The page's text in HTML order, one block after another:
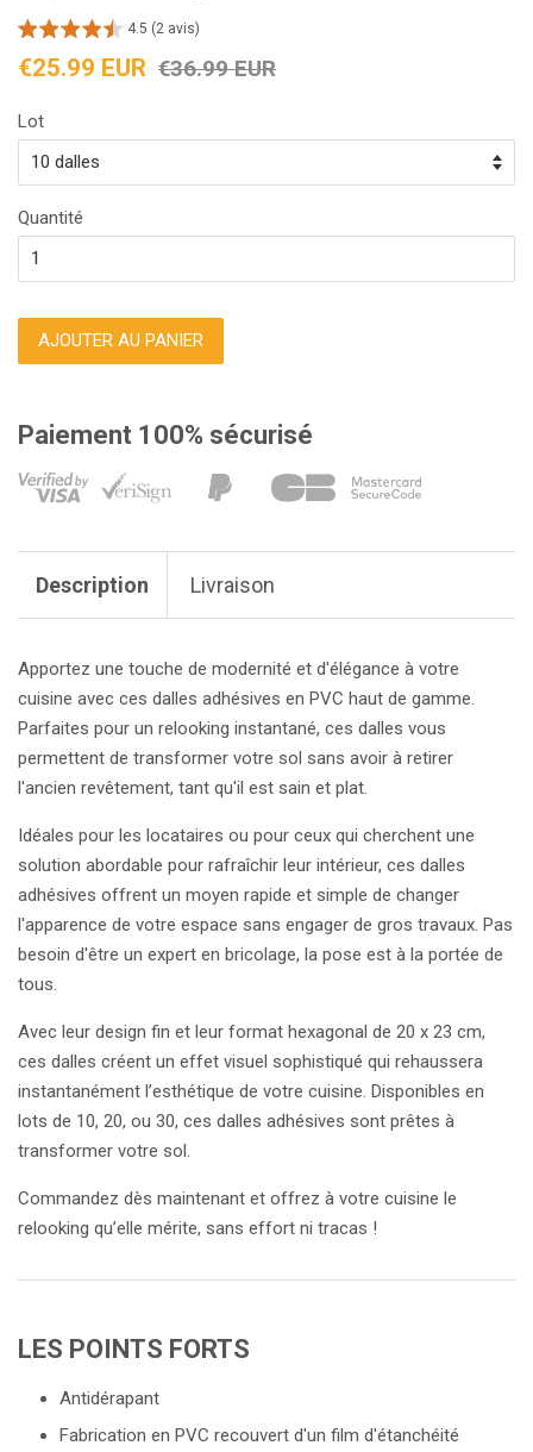
4.5 (2 avis)
Prix
€25.99 EUR Prix
€36.99 EUR
Lot
Quantité
AJOUTER AU PANIER
Paiement 100% sécurisé
Description Livraison
Apportez une touche de modernité et d'élégance à votre
cuisine avec ces dalles adhésives en PVC haut de gamme.
Parfaites pour un relooking instantané, ces dalles vous
permettent de transformer votre sol sans avoir à retirer
l'ancien revêtement, tant qu'il est sain et plat.
Idéales pour les locataires ou pour ceux qui cherchent une
solution abordable pour rafraîchir leur intérieur, ces dalles
adhésives offrent un moyen rapide et simple de changer
l'apparence de votre espace sans engager de gros travaux. Pas
besoin d'être un expert en bricolage, la pose est à la portée de
tous.
Avec leur design fin et leur format hexagonal de 20 x 23 cm,
ces dalles créent un effet visuel sophistiqué qui rehaussera
instantanément l’esthétique de votre cuisine. Disponibles en
lots de 10, 20, ou 30, ces dalles adhésives sont prêtes à
transformer votre sol.
Commandez dès maintenant et offrez à votre cuisine le
relooking qu’elle mérite, sans effort ni tracas !
LES POINTS FORTS
Antidérapant
Fabrication en PVC recouvert d'un film d'étanchéité